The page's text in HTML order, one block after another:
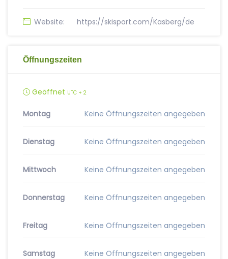
Website: https://skisport.com/Kasberg/de
Öffnungszeiten
Geöffnet UTC + 2
Montag Keine Öffnungszeiten angegeben
Dienstag Keine Öffnungszeiten angegeben
Mittwoch Keine Öffnungszeiten angegeben
Donnerstag Keine Öffnungszeiten angegeben
Freitag Keine Öffnungszeiten angegeben
Samstag Keine Öffnungszeiten angegeben